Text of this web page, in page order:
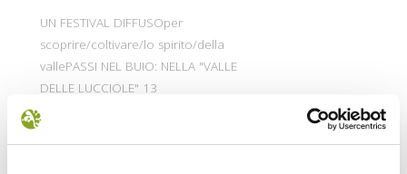
UN FESTIVAL DIFFUSOper
scoprire/coltivare/lo spirito/della
vallePASSI NEL BUIO: NELLA "VALLE
DELLE LUCCIOLE" 13